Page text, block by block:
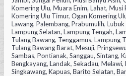
Komering Ulu, Muara Enim, Lahat, Musi
Komering Ulu Timur, Ogan Komering
Lawang, Palembang, Prabumulih,
Lampung Selatan, Lampung Tengah,
Tulang Bawang, Tenggamus, Lampung
Tulang Bawang Barat, Mesuji,
Sambas, Pontianak, Sanggau, Sintang,
Bengkayang, Landak, Sekadau,
Singkawang, Kapuas, Barito Selatan,